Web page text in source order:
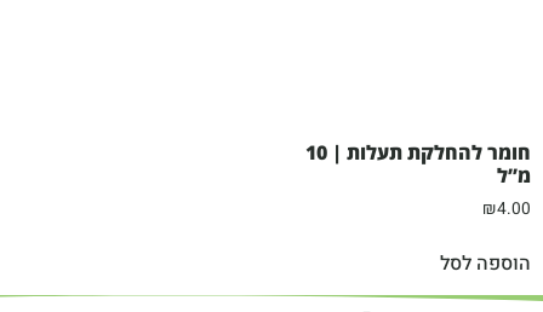
חומר להחלקת תעלות | 10
מ”ל
₪4.00
הוספה לסל